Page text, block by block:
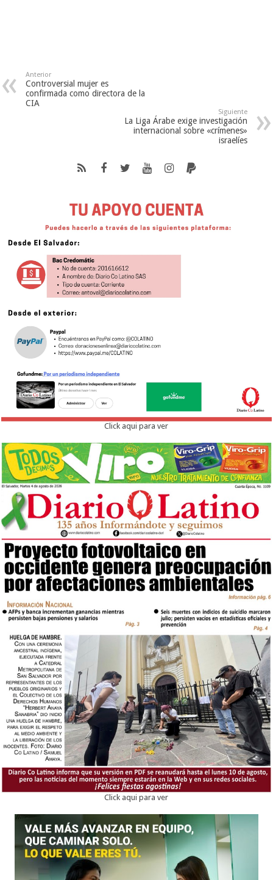
Anterior
Controversial mujer es
confirmada como directora de la
CIA
Siguiente
La Liga Árabe exige investigación
internacional sobre «crímenes»
israelíes
Click aqui para ver
Click aqui para ver